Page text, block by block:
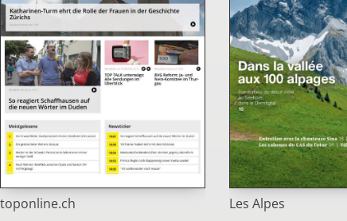
toponline.ch Les Alpes